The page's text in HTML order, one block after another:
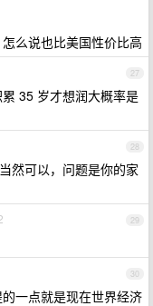
么说也比美国性价比高
27
35 岁才想润大概率是
28
然可以，问题是你的家
29
30
一点就是现在世界经济